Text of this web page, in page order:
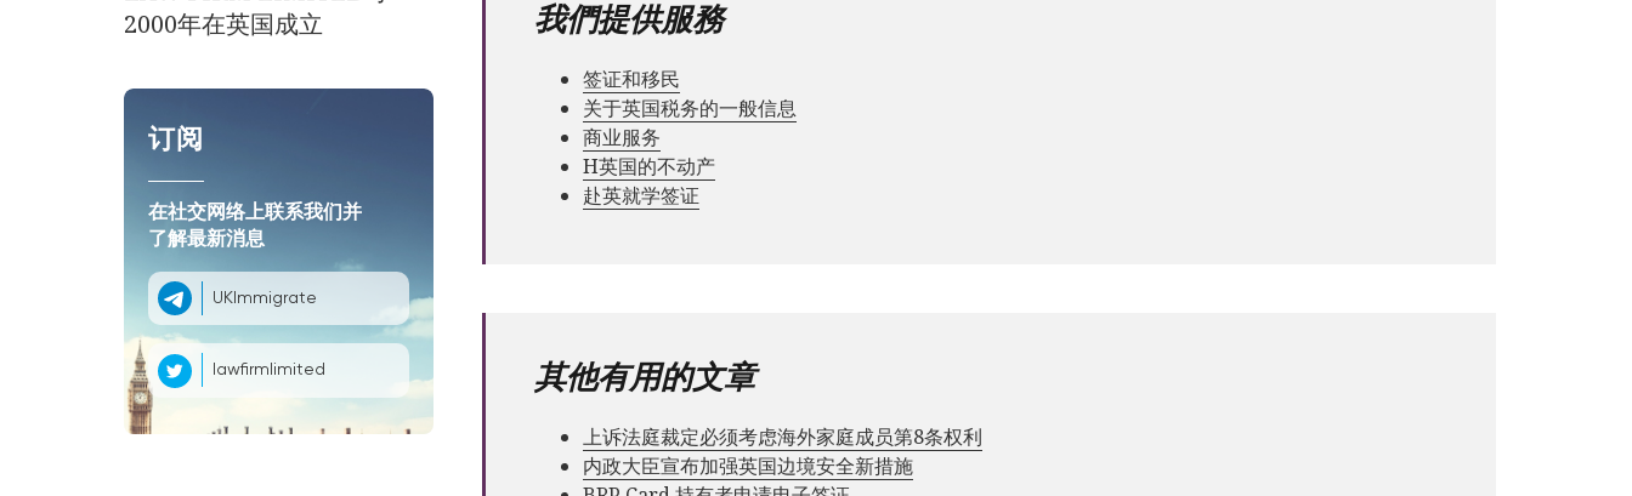
2000年在英国成立
订阅
在社交网络上联系我们并
了解最新消息
UKImmigrate
lawfirmlimited
我們提供服務
签证和移民
关于英国税务的一般信息
商业服务
Н英国的不动产
赴英就学签证
其他有用的文章
上诉法庭裁定必须考虑海外家庭成员第8条权利
内政大臣宣布加强英国边境安全新措施